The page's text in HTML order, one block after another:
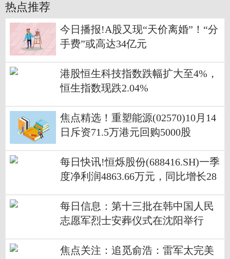
热点推荐
今日播报!A股又现“天价离婚”！“分
手费”或高达34亿元
港股恒生科技指数跌幅扩大至4%，
恒生指数现跌2.04%
焦点精选！重塑能源(02570)10月14
日斥资71.5万港元回购5000股
每日快讯!恒烁股份(688416.SH)一季
度净利润4863.66万元，同比增长28
每日信息：第十三批在韩中国人民
志愿军烈士安葬仪式在沈阳举行
焦点关注：追觅俞浩：雷军太完美